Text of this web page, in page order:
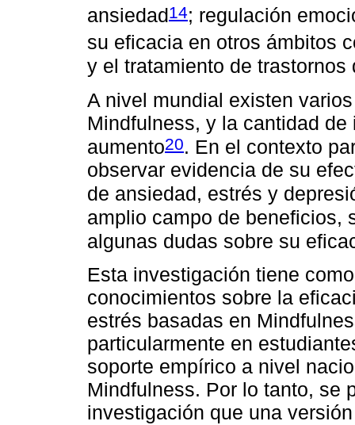
ansiedad14; regulación
su eficacia en otros ámbitos
y el tratamiento de
A nivel mundial existen
Mindfulness, y la cantidad
aumento20. En el contexto
observar evidencia de su
de ansiedad, estrés y
amplio campo de beneficios,
algunas dudas sobre su
Esta investigación tiene
conocimientos sobre la
estrés basadas en
particularmente en
soporte empírico a nivel
Mindfulness. Por lo tanto, se
investigación que una